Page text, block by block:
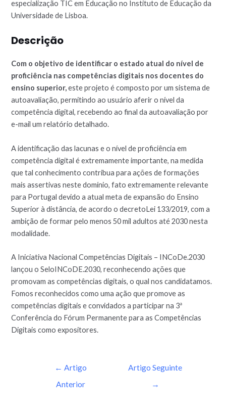
especialização TIC em Educação no Instituto de Educação da
Universidade de Lisboa.
Descrição
Com o objetivo de identificar o estado atual do nível de
proficiência nas competências digitais nos docentes do
ensino superior,este projeto é composto por um sistema de
autoavaliação, permitindo ao usuário aferir o nível da
competência digital, recebendo ao final da autoavaliação por
e-mail um relatório detalhado.
A identificação das lacunas e o nível de proficiência em
competência digital é extremamente importante, na medida
que tal conhecimento contribua para ações de formações
mais assertivas neste domínio, fato extremamente relevante
para Portugal devido a atual meta de expansão do Ensino
Superior à distância, de acordo o decretoLei 133/2019, com a
ambição de formar pelo menos 50 mil adultos até 2030 nesta
modalidade.
A Iniciativa Nacional Competências Digitais – INCoDe.2030
lançou o SeloINCoDE.2030, reconhecendo ações que
promovam as competências digitais, o qual nos candidatamos.
Fomos reconhecidos como uma ação que promove as
competências digitais e convidados a participar na 3ª
Conferência do Fórum Permanente para as Competências
Digitais como expositores.
← Artigo
Anterior
Artigo Seguinte
→